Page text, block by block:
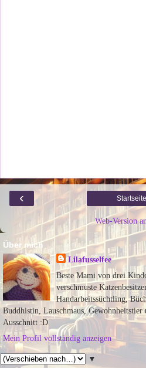
‹ Startseite
Web-Version
Über mich
Lilafusselfee
Beste Mami von drei
verschmuste
Handarbeitssüchtling,
Buddhistin, Lauschmaus,
Ausschnitt :D
Mein Profil vollständig anzeigen
▼